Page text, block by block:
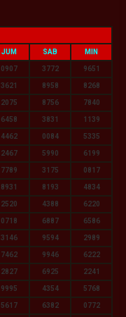
JUM SAB MIN
0907 3772 9651
3621 8958 8268
2075 8756 7840
6458 3831 1139
4462 0084 5335
2467 5990 6199
7789 3175 0817
8931 8193 4834
2520 4388 6220
0718 6887 6586
3146 9594 2989
7462 9946 6222
2827 6925 2241
9995 4354 5768
5617 6382 0772